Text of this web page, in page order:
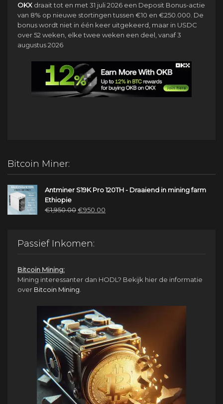
OKX draait tot en met 31 juli 2026 een Deposit Bonus-actie
van 8% op nieuwe stortingen tussen €10 en €250.000. De
bonus wordt niet in één keer uitgekeerd, maar in USDC
over 52 weken, elke twee weken een deel, vanaf 3
augustus 2026
Bitcoin Miner:
Antminer S19K Pro 120TH - Draaiend in mining farm
Ethiopie
€1,950.00Oorspronkelijke
€950.00
Passief Inkomen:
Bitcoin Mining:
Mining interessanter dan HODL? Bekijk hier de informatie
over Bitcoin Mining.